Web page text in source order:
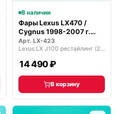
В наличии
Фары Lexus LX470 /
Cygnus 1998-2007 г.
зеленые
Арт. LX-423
Lexus LX J100 рестайлинг (2002—2007)
14 490 ₽
В корзину